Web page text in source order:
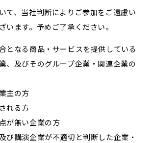
て、当社判断によりご参加をご遠慮い
います。予めご了承ください。
となる商品・サービスを提供している
、及びそのグループ企業・関連企業の
主の方
れる方
が無い企業の方
び講演企業が不適切と判断した企業・